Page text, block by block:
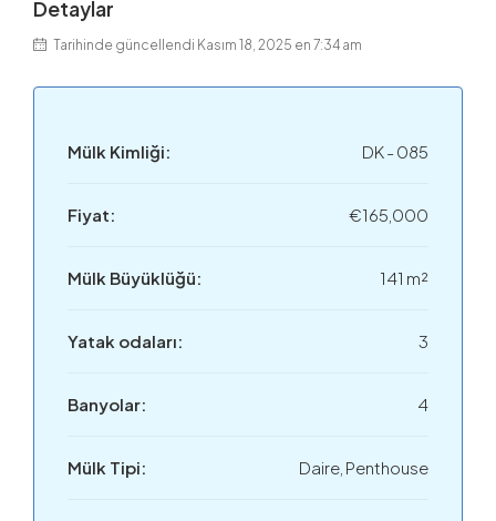
Detaylar
Tarihinde güncellendi Kasım 18, 2025 en 7:34 am
Mülk Kimliği: DK - 085
Fiyat: €165,000
Mülk Büyüklüğü: 141 m²
Yatak odaları: 3
Banyolar: 4
Mülk Tipi: Daire, Penthouse